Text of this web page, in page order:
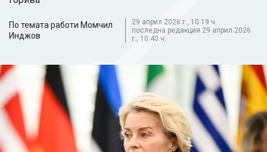
По темата работи Момчил
Инджов
29 април 2026 г., 10:19 ч.
последна редакция 29 април 2026
г., 10:40 ч.